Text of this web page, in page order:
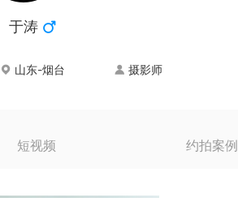
于涛
山东-烟台 摄影师
短视频 约拍案例